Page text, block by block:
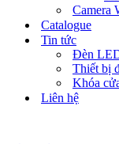
Camera
Catalogue
Tin tức
Đèn
Thiết bị
Khóa
Liên hệ